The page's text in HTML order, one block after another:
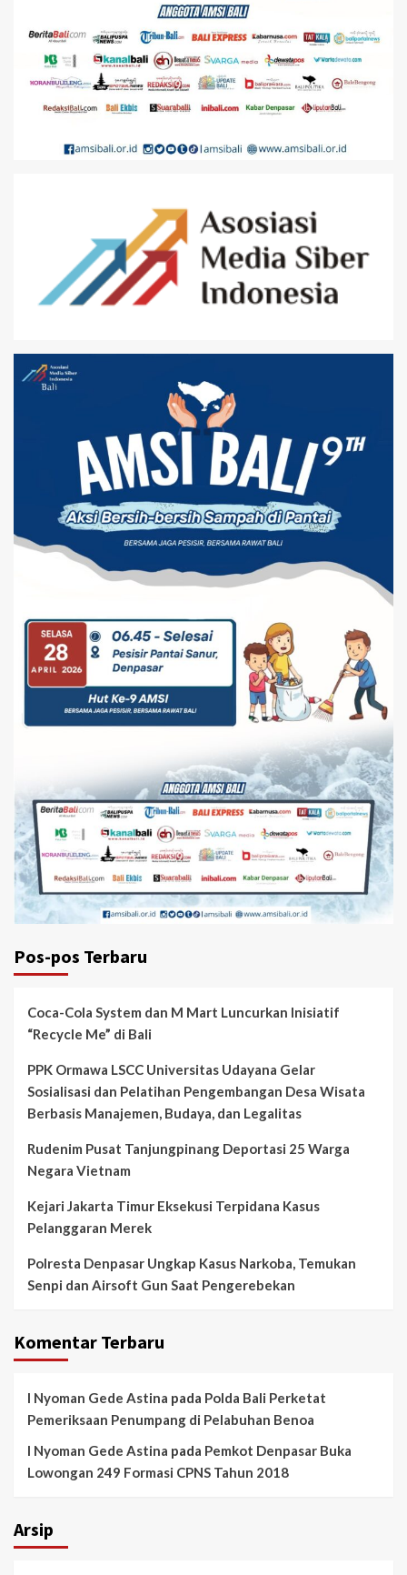
Pos-pos Terbaru
Coca-Cola System dan M Mart Luncurkan Inisiatif
“Recycle Me” di Bali
PPK Ormawa LSCC Universitas Udayana Gelar
Sosialisasi dan Pelatihan Pengembangan Desa Wisata
Berbasis Manajemen, Budaya, dan Legalitas
Rudenim Pusat Tanjungpinang Deportasi 25 Warga
Negara Vietnam
Kejari Jakarta Timur Eksekusi Terpidana Kasus
Pelanggaran Merek
Polresta Denpasar Ungkap Kasus Narkoba, Temukan
Senpi dan Airsoft Gun Saat Pengerebekan
Komentar Terbaru
I Nyoman Gede Astina pada Polda Bali Perketat
Pemeriksaan Penumpang di Pelabuhan Benoa
I Nyoman Gede Astina pada Pemkot Denpasar Buka
Lowongan 249 Formasi CPNS Tahun 2018
Arsip